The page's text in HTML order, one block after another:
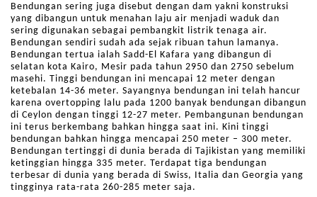
Bendungan sering juga disebut dengan dam yakni konstruksi
yang dibangun untuk menahan laju air menjadi waduk dan
sering digunakan sebagai pembangkit listrik tenaga air.
Bendungan sendiri sudah ada sejak ribuan tahun lamanya.
Bendungan tertua ialah Sadd-El Kafara yang dibangun di
selatan kota Kairo, Mesir pada tahun 2950 dan 2750 sebelum
masehi. Tinggi bendungan ini mencapai 12 meter dengan
ketebalan 14-36 meter. Sayangnya bendungan ini telah hancur
karena overtopping lalu pada 1200 banyak bendungan dibangun
di Ceylon dengan tinggi 12-27 meter. Pembangunan bendungan
ini terus berkembang bahkan hingga saat ini. Kini tinggi
bendungan bahkan hingga mencapai 250 meter – 300 meter.
Bendungan tertinggi di dunia berada di Tajikistan yang memiliki
ketinggian hingga 335 meter. Terdapat tiga bendungan
terbesar di dunia yang berada di Swiss, Italia dan Georgia yang
tingginya rata-rata 260-285 meter saja.